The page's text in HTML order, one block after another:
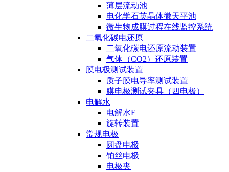
薄层流动池
电化学石英晶体微天平池
微生物成膜过程在线监控系统
二氧化碳电还原
二氧化碳电还原流动装置
气体（CO2）还原装置
膜电极测试装置
质子膜电导率测试装置
膜电极测试夹具（四电极）
电解水
电解水F
旋转装置
常规电极
圆盘电极
铂丝电极
电极夹